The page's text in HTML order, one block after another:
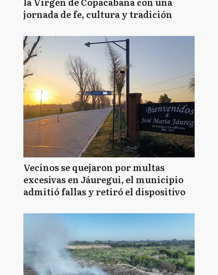
jornada de fe, cultura y tradición
Vecinos se quejaron por multas
excesivas en Jáuregui, el municipio
admitió fallas y retiró el dispositivo